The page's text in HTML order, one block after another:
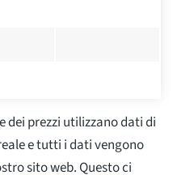
dei prezzi utilizzano dati di
e tutti i dati vengono
sito web. Questo ci